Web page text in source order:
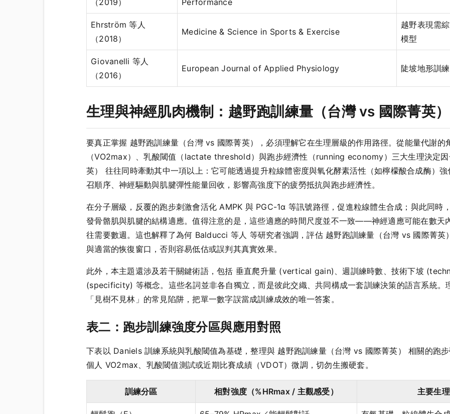
Ehrström 等人
（2018）
Medicine & Science in Sports & Exercise
越野表現需
模型
Giovanelli 等人
（2016）
European Journal of Applied Physiology 陡坡地形訓
生理與神經肌肉機制：越野跑訓練量（台灣 vs 國際菁英
要真正掌握 越野跑訓練量（台灣 vs 國際菁英），必須理解它在生理層級的作用路徑。從能量代謝的
（VO2max）、乳酸閾值（lactate threshold）與跑步經濟性（running economy）三大生理決定
英） 往往同時牽動其中一項以上：它可能透過提升粒線體密度與氧化酵素活性（如檸檬酸合成酶）
召順序、神經驅動與肌腱彈性能量回收，影響高強度下的疲勞抵抗與跑步經濟性。
在分子層級，反覆的跑步刺激會活化 AMPK 與 PGC-1α 等訊號路徑，促進粒線體生合成；與此同時
發骨骼肌與肌腱的結構適應。值得注意的是，這些適應的時間尺度並不一致——神經適應可能在數天
往需要數週。這也解釋了為何 Balducci 等人 等研究者強調，評估 越野跑訓練量（台灣 vs 國際菁英
與適當的恢復窗口，否則容易低估或誤判其真實效果。
此外，本主題還涉及若干關鍵術語，包括 垂直爬升量 (vertical gain)、週訓練時數、技術下坡
(specificity) 等概念。這些名詞並非各自獨立，而是彼此交織、共同構成一套訓練決策的語言系統。
「見樹不見林」的常見陷阱，把單一數字誤當成訓練成效的唯一答案。
表二：跑步訓練強度分區與應用對照
下表以 Daniels 訓練系統與乳酸閾值為基礎，整理與 越野跑訓練量（台灣 vs 國際菁英） 相關的跑
個人 VO2max、乳酸閾值測試或近期比賽成績（VDOT）微調，切勿生搬硬套。
訓練分區 相對強度（%HRmax / 主觀感受） 主要生